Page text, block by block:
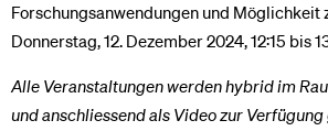
Forschungsanwendungen und Möglichkeit
Donnerstag, 12. Dezember 2024, 12:15 bis
Alle Veranstaltungen werden hybrid im
und anschliessend als Video zur